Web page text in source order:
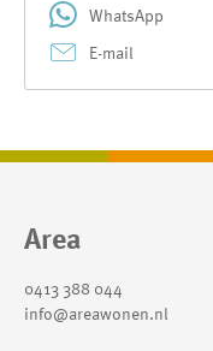
WhatsApp
E-mail
Contactinformatie
Area
0413 388 044
info@areawonen.nl